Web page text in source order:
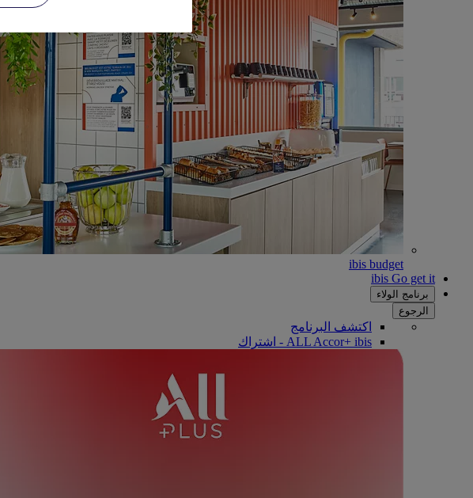
ibis budget
ibis Go get it
برنامج الولاء
الرجوع
اكتشف البرنامج
ALL Accor+ ibis - اشتراك